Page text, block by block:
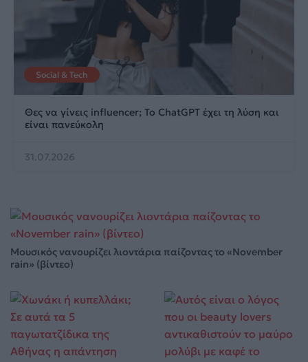
Social & Tech
Θες να γίνεις influencer; Το ChatGPT έχει τη λύση και
είναι πανεύκολη
31.07.2026
Μουσικός νανουρίζει λιοντάρια παίζοντας το «November
rain» (βίντεο)